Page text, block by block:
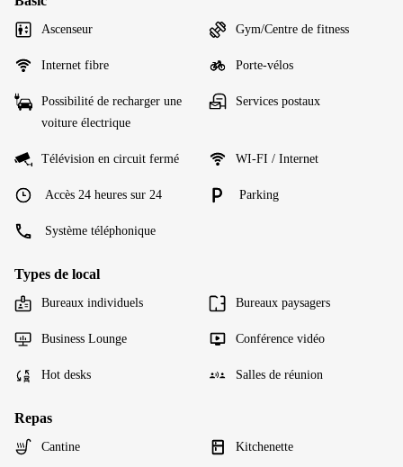
Ascenseur Gym/Centre de fitness
Internet fibre Porte-vélos
Possibilité de recharger une
voiture électrique
Services postaux
Télévision en circuit fermé WI-FI / Internet
Accès 24 heures sur 24 Parking
Système téléphonique
Types de local
Bureaux individuels Bureaux paysagers
Business Lounge Conférence vidéo
Hot desks Salles de réunion
Repas
Cantine Kitchenette